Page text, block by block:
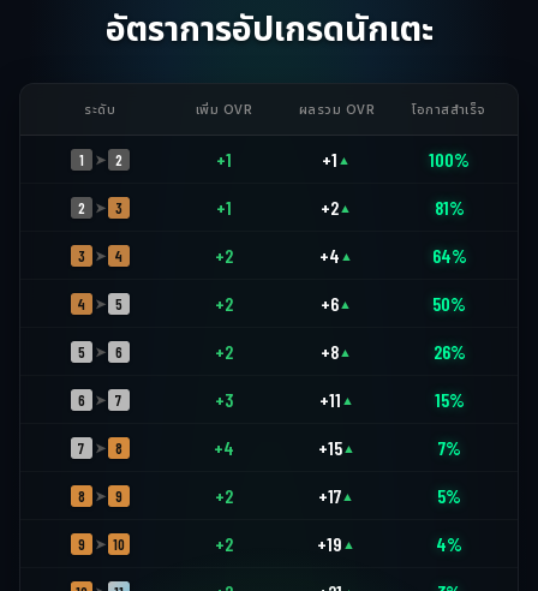
อัตราการอัปเกรดนักเตะ
ระดับ เพิ่ม OVR ผลรวม OVR โอกาสสำเร็จ
1 ➤ 2 +1 +1 ▲ 100%
2 ➤ 3 +1 +2 ▲ 81%
3 ➤ 4 +2 +4 ▲ 64%
4 ➤ 5 +2 +6 ▲ 50%
5 ➤ 6 +2 +8 ▲ 26%
6 ➤ 7 +3 +11 ▲ 15%
7 ➤ 8 +4 +15▲ 7%
8 ➤ 9 +2 +17 ▲ 5%
9 ➤ 10 +2 +19 ▲ 4%